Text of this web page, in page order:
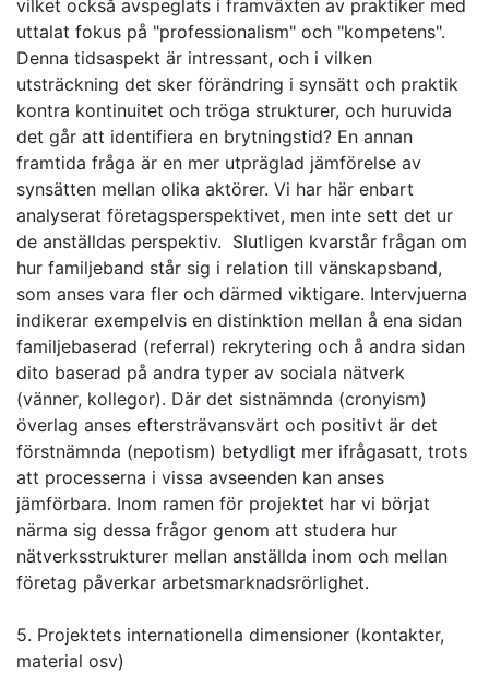
vilket också avspeglats i framväxten av praktiker med
uttalat fokus på "professionalism" och "kompetens".
Denna tidsaspekt är intressant, och i vilken
utsträckning det sker förändring i synsätt och praktik
kontra kontinuitet och tröga strukturer, och huruvida
det går att identifiera en brytningstid? En annan
framtida fråga är en mer utpräglad jämförelse av
synsätten mellan olika aktörer. Vi har här enbart
analyserat företagsperspektivet, men inte sett det ur
de anställdas perspektiv. Slutligen kvarstår frågan om
hur familjeband står sig i relation till vänskapsband,
som anses vara fler och därmed viktigare. Intervjuerna
indikerar exempelvis en distinktion mellan å ena sidan
familjebaserad (referral) rekrytering och å andra sidan
dito baserad på andra typer av sociala nätverk
(vänner, kollegor). Där det sistnämnda (cronyism)
överlag anses eftersträvansvärt och positivt är det
förstnämnda (nepotism) betydligt mer ifrågasatt, trots
att processerna i vissa avseenden kan anses
jämförbara. Inom ramen för projektet har vi börjat
närma sig dessa frågor genom att studera hur
nätverksstrukturer mellan anställda inom och mellan
företag påverkar arbetsmarknadsrörlighet.
5. Projektets internationella dimensioner (kontakter,
material osv)